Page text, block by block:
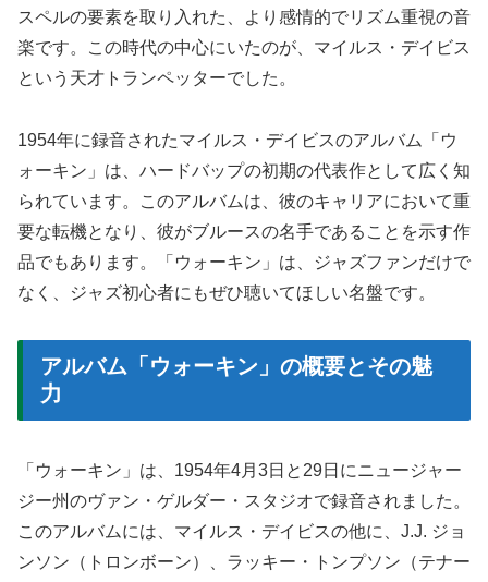
スペルの要素を取り入れた、より感情的でリズム重視の音
楽です。この時代の中心にいたのが、マイルス・デイビス
という天才トランペッターでした。
1954年に録音されたマイルス・デイビスのアルバム「ウ
ォーキン」は、ハードバップの初期の代表作として広く知
られています。このアルバムは、彼のキャリアにおいて重
要な転機となり、彼がブルースの名手であることを示す作
品でもあります。「ウォーキン」は、ジャズファンだけで
なく、ジャズ初心者にもぜひ聴いてほしい名盤です。
アルバム「ウォーキン」の概要とその魅
力
「ウォーキン」は、1954年4月3日と29日にニュージャー
ジー州のヴァン・ゲルダー・スタジオで録音されました。
このアルバムには、マイルス・デイビスの他に、J.J. ジョ
ンソン（トロンボーン）、ラッキー・トンプソン（テナー